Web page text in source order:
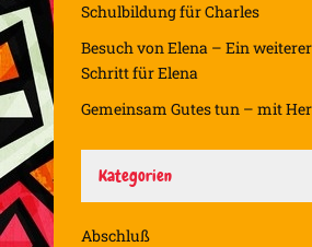
Schulbildung für Charles
Besuch von Elena – Ein
Schritt für Elena
Gemeinsam Gutes tun – mit
Kategorien
Abschluß